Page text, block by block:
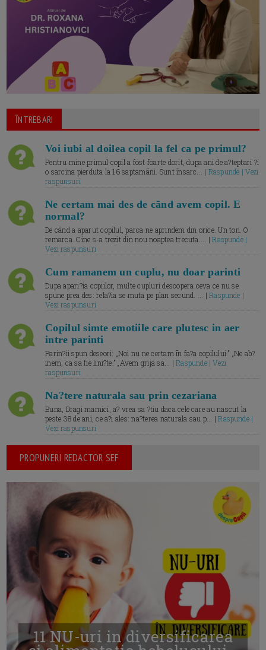
ĪNTREBARI
Voi iubi al doilea copil la fel ca pe primul?
Pentru mine primul copil a fost foarte dorit, dupa ani de a?teptari ?i
o sarcina pierduta la 16 saptamāni. Sunt īnsarc... | Raspunde | Vezi
raspunsuri
Ne certam mai des de cānd avem copil. E
normal?
De cānd a aparut copilul, parca ne aprindem din orice. Un ton. O
remarca. Cine s-a trezit din nou noaptea trecuta.... |Raspunde |
Vezi raspunsuri
Cum ramanem un cuplu, nu doar parinti
Dupa apari?ia copiilor, multe cupluri descopera ceva ce nu se
spune prea des: rela?ia se muta pe plan secund. ... |Raspunde |
Vezi raspunsuri
Copilul simte emotiile care plutesc in aer
intre parinti
Parin?ii spun deseori: „Noi nu ne certam īn fa?a copilului.” „Ne ab?
inem, ca sa fie lini?te.” „Avem grija sa... |Raspunde | Vezi
raspunsuri
Na?tere naturala sau prin cezariana
Buna, Dragi mamici, a? vrea sa ?tiu daca cele care au nascut la
peste 38 de ani, ce a?i ales: na?terea naturala sau p... |Raspunde |
Vezi raspunsuri
PROPUNERI REDACTOR SEF
11 NU-uri in diversificarea